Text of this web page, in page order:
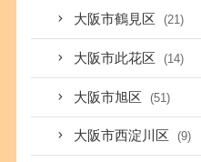
大阪市鶴見区 (21)
大阪市此花区 (14)
大阪市旭区 (51)
大阪市西淀川区 (9)